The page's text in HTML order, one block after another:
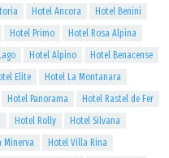
Hotel Ancora
Hotel Benini
Hotel Primo
Hotel Rosa Alpina
Hotel Alpino
Hotel Benacense
Elite
Hotel La Montanara
Hotel Panorama
Hotel Rastel de Fer
Hotel Rolly
Hotel Silvana
Minerva
Hotel Villa Rina